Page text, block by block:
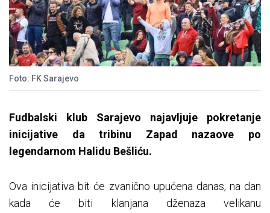
Foto: FK Sarajevo
Fudbalski klub Sarajevo najavljuje pokretanje
inicijative da tribinu Zapad nazaove po
legendarnom Halidu Bešliću.
Ova inicijativa bit će zvanično upućena danas, na dan
kada će biti klanjana dženaza velikanu